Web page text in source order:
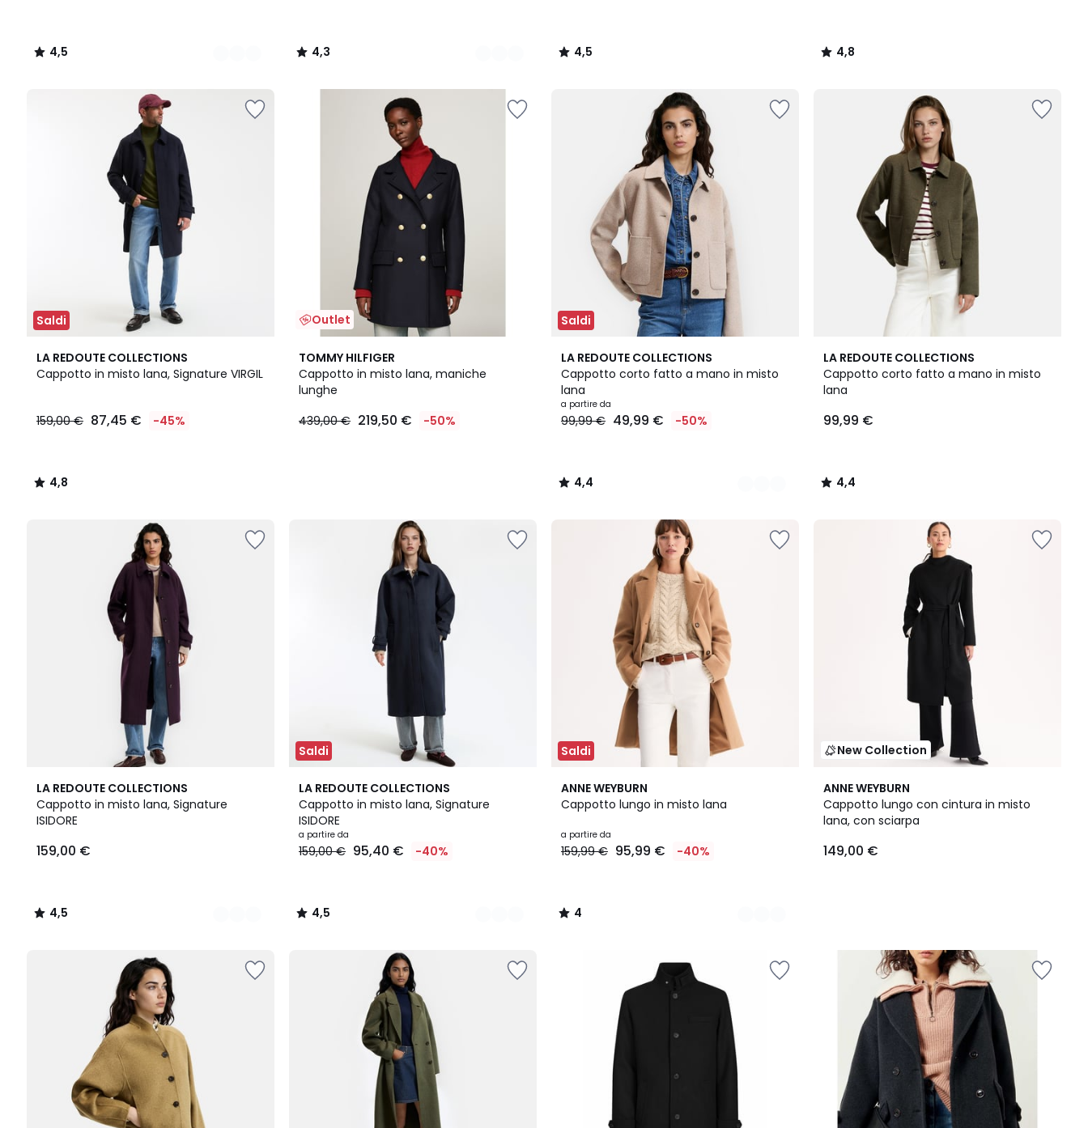
4,5
/
4,3
/
4,5
/
4,8
/
Saldi
LA REDOUTE COLLECTIONS
Cappotto in misto lana, Signature VIRGIL
159,00 € 87,45 € -45%
4,8
/ 5
4,8
/
Outlet
TOMMY HILFIGER
Cappotto in misto lana, maniche
lunghe
439,00 € 219,50 € -50%
Saldi
LA REDOUTE COLLECTIONS
Cappotto corto fatto a mano in misto
lana
a partire da
99,99 € 49,99 € -50%
4,4
/ 5
2
Colori
4,4
/
LA REDOUTE COLLECTIONS
Cappotto corto fatto a mano in misto
lana
99,99 €
4,4
/ 5
4,4
/
LA REDOUTE COLLECTIONS
Cappotto in misto lana, Signature
ISIDORE
159,00 €
4,5
/ 5
2
Colori
4,5
/
Saldi
LA REDOUTE COLLECTIONS
Cappotto in misto lana, Signature
ISIDORE
a partire da
159,00 € 95,40 € -40%
4,5
/ 5
2
Colori
4,5
/
Saldi
ANNE WEYBURN
Cappotto lungo in misto lana
a partire da
159,99 € 95,99 € -40%
4
/
2
Colori
4
/
New Collection
ANNE WEYBURN
Cappotto lungo con cintura in misto
lana, con sciarpa
149,00 €